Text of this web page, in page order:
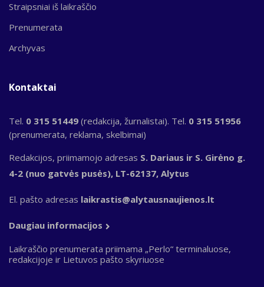
Straipsniai iš laikraščio
Prenumerata
Archyvas
Kontaktai
Tel. 0 315 51449 (redakcija, žurnalistai). Tel. 0 315 51956
(prenumerata, reklama, skelbimai)
Redakcijos, priimamojo adresas S. Dariaus ir S. Girėno g.
4-2 (nuo gatvės pusės), LT-62137, Alytus
El. pašto adresas laikrastis@alytausnaujienos.lt
Daugiau informacijos
Laikraščio prenumerata priimama „Perlo“ terminaluose,
redakcijoje ir Lietuvos pašto skyriuose